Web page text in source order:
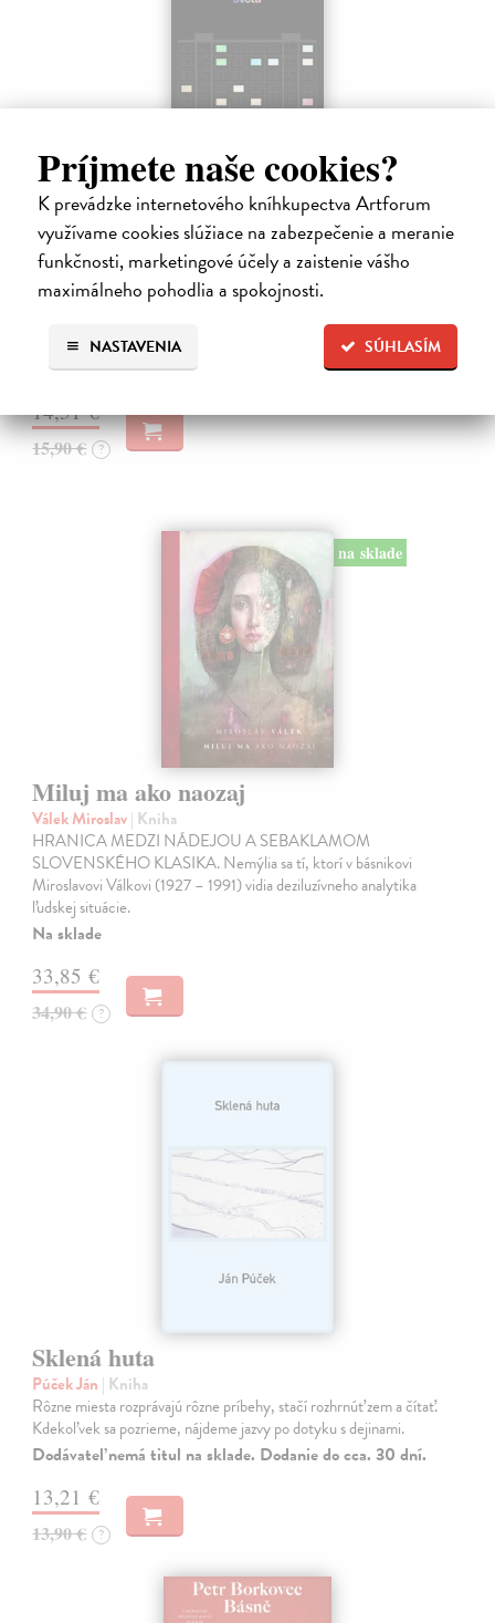
Príjmete naše cookies?
K prevádzke internetového kníhkupectva Artforum
využívame cookies slúžiace na zabezpečenie a meranie
funkčnosti, marketingové účely a zaistenie vášho
maximálneho pohodlia a spokojnosti.
SÚHLASÍM
NASTAVENIA
Záznam o vzniku zvláštneho sveta
Ábelová Mirka| Kniha
Po úspešných a vypredaných básnických zbierkach Striptíz, Na!,
Básničky pre domáce paničky, Večný pocit nedele a Dom, vydáva
slovenská poetka Mirka Ábelová novú básnickú zbierku. Záznam o
vzniku zvláštneho…
Na sklade
14,31 €
15,90 € ?
na sklade
Miluj ma ako naozaj
Válek Miroslav| Kniha
HRANICA MEDZI NÁDEJOU A SEBAKLAMOM
SLOVENSKÉHO KLASIKA. Nemýlia sa tí, ktorí v básnikovi
Miroslavovi Válkovi (1927 – 1991) vidia deziluzívneho analytika
ľudskej situácie.
Na sklade
33,85 €
34,90 € ?
Sklená huta
Púček Ján | Kniha
Rôzne miesta rozprávajú rôzne príbehy, stačí rozhrnúť zem a čítať.
Kdekoľvek sa pozrieme, nájdeme jazvy po dotyku s dejinami.
Dodávateľ nemá titul na sklade. Dodanie do cca. 30 dní.
13,21 €
13,90 € ?